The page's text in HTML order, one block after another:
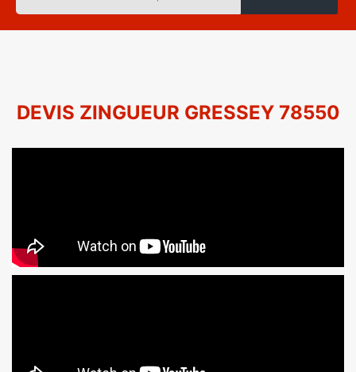
DEVIS ZINGUEUR GRESSEY 78550